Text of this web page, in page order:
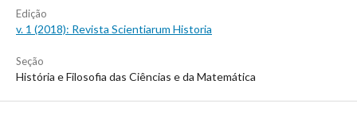
Edição
v. 1 (2018): Revista Scientiarum Historia
Seção
História e Filosofia das Ciências e da Matemática